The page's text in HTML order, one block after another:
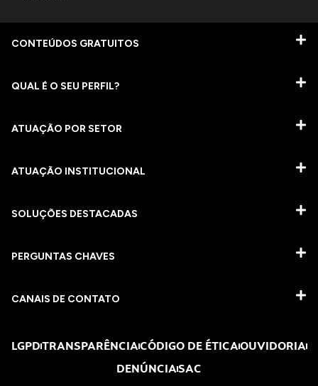
CONTEÚDOS GRATUITOS
QUAL É O SEU PERFIL?
ATUAÇÃO POR SETOR
ATUAÇÃO INSTITUCIONAL
SOLUÇÕES DESTACADAS
PERGUNTAS CHAVES​
CANAIS DE CONTATO
LGPDTRANSPARÊNCIACÓDIGO DE ÉTICAOUVIDORIA
DENÚNCIASAC